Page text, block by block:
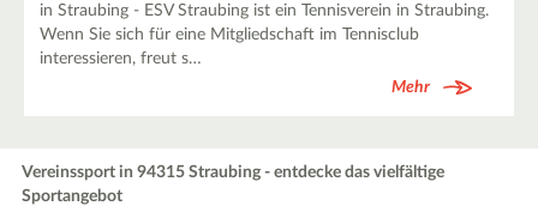
in Straubing - ESV Straubing ist ein Tennisverein in Straubing.
Wenn Sie sich für eine Mitgliedschaft im Tennisclub
interessieren, freut s…
Mehr
Vereinssport in 94315 Straubing - entdecke das vielfältige
Sportangebot